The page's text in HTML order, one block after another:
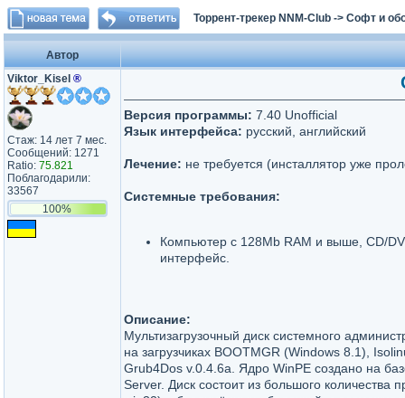
Торрент-трекер NNM-Club -> Софт и
Автор
Viktor_Kisel ®
Стаж: 14 лет 7 мес.
Сообщений: 1271
Ratio: 75.821
Поблагодарили:
33567
100%
Версия программы: 7.40 Unofficial
Язык интерфейса: русский, английский
Лечение: не требуется (инсталлятор уже
Системные требования:
Компьютер с 128Mb RAM и выше, CD/
интерфейс.
Описание:
Мультизагрузочный диск системного
на загрузчиках BOOTMGR (Windows 8.1),
Grub4Dos v.0.4.6а. Ядро WinPE создано на
Server. Диск состоит из большого количества